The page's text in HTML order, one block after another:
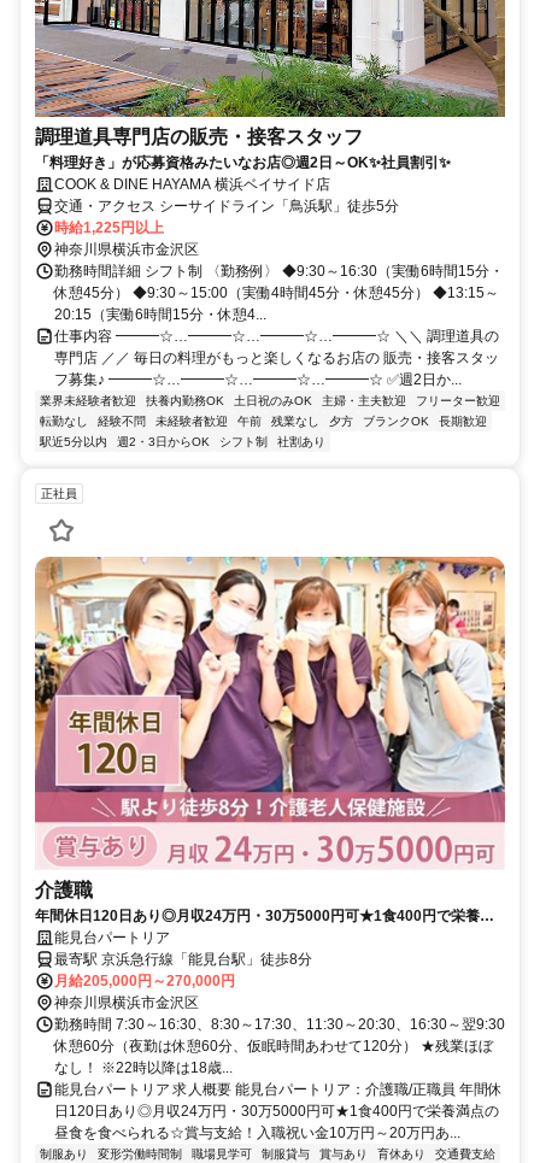
調理道具専門店の販売・接客スタッフ
「料理好き」が応募資格みたいなお店◎週2日～OK✨社員割引✨
COOK & DINE HAYAMA 横浜ベイサイド店
交通・アクセス シーサイドライン「鳥浜駅」徒歩5分
時給1,225円以上
神奈川県横浜市金沢区
勤務時間詳細 シフト制 〈勤務例〉 ◆9:30～16:30（実働6時間15分・
休憩45分） ◆9:30～15:00（実働4時間45分・休憩45分） ◆13:15～
20:15（実働6時間15分・休憩4...
仕事内容 ━━━☆…━━━☆…━━━☆…━━━☆ ＼＼ 調理道具の
専門店 ／／ 毎日の料理がもっと楽しくなるお店の 販売・接客スタッ
フ募集♪ ━━━☆…━━━☆…━━━☆…━━━☆ ✅週2日か...
業界未経験者歓迎 扶養内勤務OK 土日祝のみOK 主婦・主夫歓迎
フリーター歓迎
転勤なし
経験不問 未経験者歓迎 午前 残業なし 夕方 ブランクOK
長期歓迎
駅近5分以内
週2・3日からOK シフト制 社割あり
正社員
介護職
年間休日120日あり◎月収24万円・30万5000円可★1食400円で栄養満
点の昼食を食べられる☆賞与支給！入職祝い金10万円～20万円あり！
【横浜市金沢区・介護老人保健施設・能見台駅、介護職、正職員】
能見台パートリア
最寄駅 京浜急行線「能見台駅」徒歩8分
月給205,000円～270,000円
神奈川県横浜市金沢区
勤務時間 7:30～16:30、8:30～17:30、11:30～20:30、16:30～翌9:30
休憩60分（夜勤は休憩60分、仮眠時間あわせて120分） ★残業ほぼ
なし！ ※22時以降は18歳...
能見台パートリア 求人概要 能見台パートリア：介護職/正職員 年間休
日120日あり◎月収24万円・30万5000円可★1食400円で栄養満点の
昼食を食べられる☆賞与支給！入職祝い金10万円～20万円あ...
制服あり 変形労働時間制 職場見学可 制服貸与 賞与あり 育休あり
交通費支給